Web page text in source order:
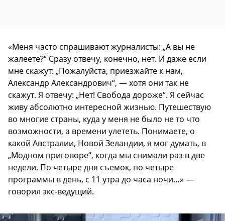
«Меня часто спрашивают журналисты: „А вы не
жалеете?“ Сразу отвечу, конечно, нет. И даже если
мне скажут: „Пожалуйста, приезжайте к нам,
Александр Александрович“, — хотя они так не
скажут. Я отвечу: „Нет! Свобода дороже“. Я сейчас
живу абсолютно интересной жизнью. Путешествую
во многие страны, куда у меня не было не то что
возможности, а времени улететь. Понимаете, о
какой Австралии, Новой Зеландии, я мог думать, в
„Модном приговоре“, когда мы снимали раз в две
недели. По четыре дня съемок, по четыре
программы в день, с 11 утра до часа ночи…» —
говорил экс-ведущий.